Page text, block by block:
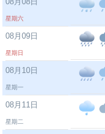
星期六
08月09日
星期日
08月10日
星期一
08月11日
星期二